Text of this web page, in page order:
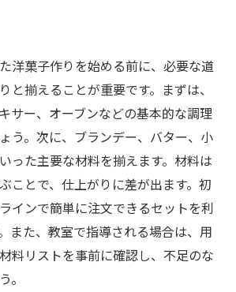
洋菓子作りを始める前に、必要な道
と揃えることが重要です。まずは、
サー、オーブンなどの基本的な調理
う。次に、ブランデー、バター、小
った主要な材料を揃えます。材料は
ことで、仕上がりに差が出ます。初
インで簡単に注文できるセットを利
また、教室で指導される場合は、用
料リストを事前に確認し、不足のな
。